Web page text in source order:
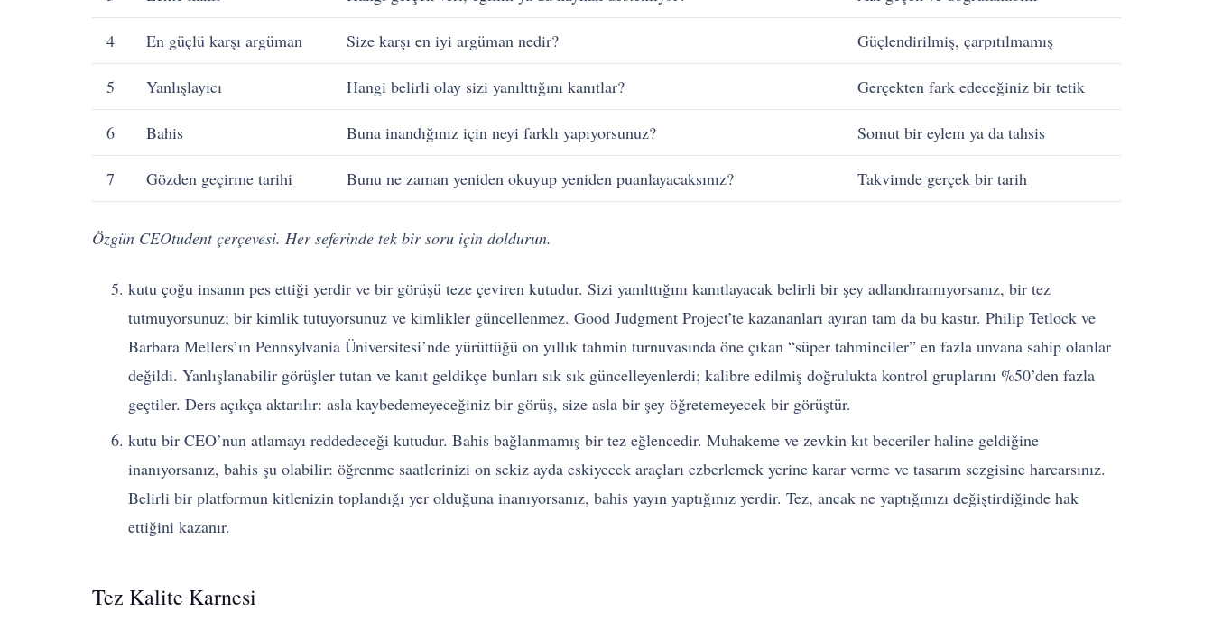
4 En güçlü karşı argüman Size karşı en iyi argüman nedir? Güçlendirilmiş, çarpıtılmamış
5 Yanlışlayıcı Hangi belirli olay sizi yanılttığını kanıtlar? Gerçekten fark edeceğiniz bir tetik
6 Bahis Buna inandığınız için neyi farklı yapıyorsunuz? Somut bir eylem ya da tahsis
7 Gözden geçirme tarihi Bunu ne zaman yeniden okuyup yeniden puanlayacaksınız? Takvimde gerçek bir tarih
Özgün CEOtudent çerçevesi. Her seferinde tek bir soru için doldurun.
kutu çoğu insanın pes ettiği yerdir ve bir görüşü teze çeviren kutudur. Sizi yanılttığını kanıtlayacak belirli bir şey adlandıramıyorsanız, bir tez
tutmuyorsunuz; bir kimlik tutuyorsunuz ve kimlikler güncellenmez. Good Judgment Project’te kazananları ayıran tam da bu kastır. Philip Tetlock ve
Barbara Mellers’ın Pennsylvania Üniversitesi’nde yürüttüğü on yıllık tahmin turnuvasında öne çıkan “süper tahminciler” en fazla unvana sahip olanlar
değildi. Yanlışlanabilir görüşler tutan ve kanıt geldikçe bunları sık sık güncelleyenlerdi; kalibre edilmiş doğrulukta kontrol gruplarını %50’den fazla
geçtiler. Ders açıkça aktarılır: asla kaybedemeyeceğiniz bir görüş, size asla bir şey öğretemeyecek bir görüştür.
kutu bir CEO’nun atlamayı reddedeceği kutudur. Bahis bağlanmamış bir tez eğlencedir. Muhakeme ve zevkin kıt beceriler haline geldiğine
inanıyorsanız, bahis şu olabilir: öğrenme saatlerinizi on sekiz ayda eskiyecek araçları ezberlemek yerine karar verme ve tasarım sezgisine harcarsınız.
Belirli bir platformun kitlenizin toplandığı yer olduğuna inanıyorsanız, bahis yayın yaptığınız yerdir. Tez, ancak ne yaptığınızı değiştirdiğinde hak
ettiğini kazanır.
Tez Kalite Karnesi